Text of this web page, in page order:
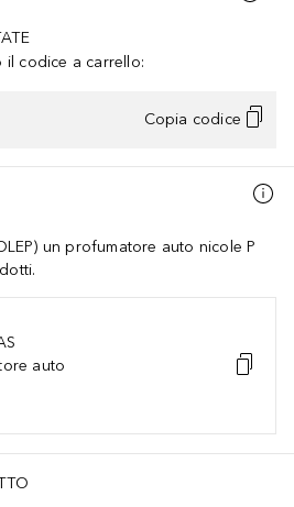
il codice a carrello:
Copia codice
un profumatore auto nicole P
auto